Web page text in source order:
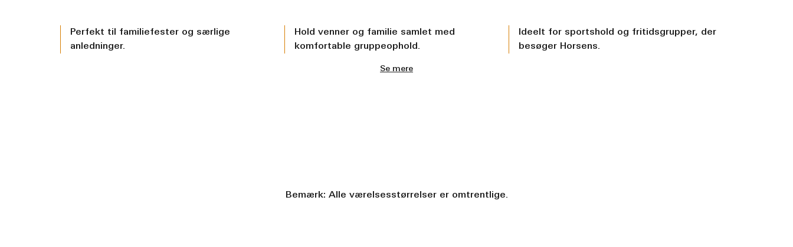
Perfekt til familiefester og særlige
anledninger.
Hold venner og familie samlet med
komfortable gruppeophold.
Ideelt for sportshold og fritidsgrupper, der
besøger Horsens.
Se mere
Bemærk: Alle værelsesstørrelser er omtrentlige.